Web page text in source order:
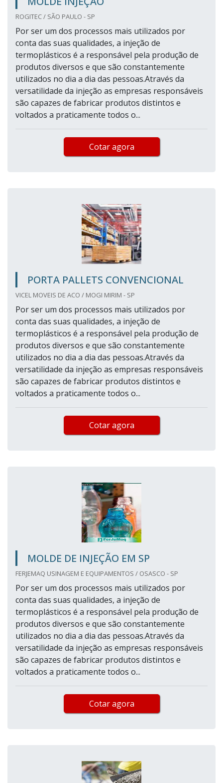
ROGITEC / SÃO PAULO - SP
Por ser um dos processos mais utilizados por
conta das suas qualidades, a injeção de
termoplásticos é a responsável pela produção de
produtos diversos e que são constantemente
utilizados no dia a dia das pessoas.Através da
versatilidade da injeção as empresas responsáveis
são capazes de fabricar produtos distintos e
voltados a praticamente todos o...
Cotar agora
PORTA PALLETS CONVENCIONAL
VICEL MOVEIS DE ACO / MOGI MIRIM - SP
Por ser um dos processos mais utilizados por
conta das suas qualidades, a injeção de
termoplásticos é a responsável pela produção de
produtos diversos e que são constantemente
utilizados no dia a dia das pessoas.Através da
versatilidade da injeção as empresas responsáveis
são capazes de fabricar produtos distintos e
voltados a praticamente todos o...
Cotar agora
MOLDE DE INJEÇÃO EM SP
FERJEMAQ USINAGEM E EQUIPAMENTOS / OSASCO - SP
Por ser um dos processos mais utilizados por
conta das suas qualidades, a injeção de
termoplásticos é a responsável pela produção de
produtos diversos e que são constantemente
utilizados no dia a dia das pessoas.Através da
versatilidade da injeção as empresas responsáveis
são capazes de fabricar produtos distintos e
voltados a praticamente todos o...
Cotar agora